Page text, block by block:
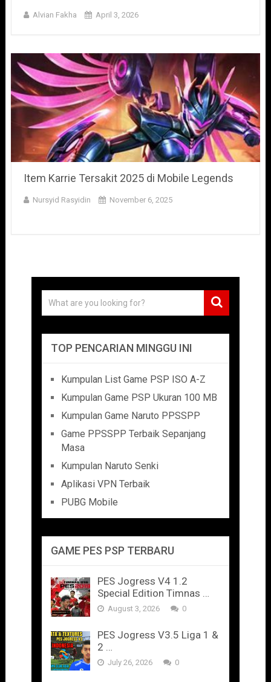
Alvian Fakha April 3, 2026
Item Karrie Tersakit 2025 di Mobile Legends
Nursyid Rasyidin November 6, 2025
TOP PENCARIAN MINGGU INI
Kumpulan List Game PSP ISO A-Z
Kumpulan Game PSP Ukuran 100 MB
Kumpulan Game Naruto PPSSPP
Game PPSSPP Terbaik Sepanjang
Masa
Kumpulan Naruto Senki
Aplikasi VPN Terbaik
PUBG Mobile
GAME PES PSP TERBARU
PES Jogress V4 1.2
Special Edition Timnas …
August 3, 2026 0
PES Jogress V3.5 Liga 1 &
2 …
July 26, 2026 0